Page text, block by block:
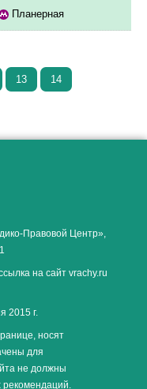
Планерная
13 14
Правовой Центр»,
на сайт vrachy.ru
2015 г.
носят
для
не должны
рекомендаций.